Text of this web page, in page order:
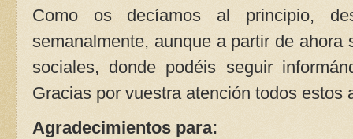
Como os decíamos al principio,
semanalmente, aunque a partir de ahora
sociales, donde podéis seguir
Gracias por vuestra atención todos estos
Agradecimientos para: